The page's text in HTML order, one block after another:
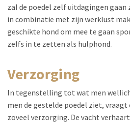
zal de poedel zelf uitdagingen
in combinatie met zijn werklust
geschikte hond om mee te gaan
zelfs in te zetten als hulphond.
verzorging
In tegenstelling tot wat men
men de gestelde poedel ziet,
zoveel verzorging. De vacht